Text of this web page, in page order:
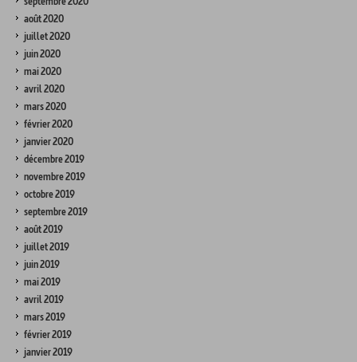
août 2020
juillet 2020
juin 2020
mai 2020
avril 2020
mars 2020
février 2020
janvier 2020
décembre 2019
novembre 2019
octobre 2019
septembre 2019
août 2019
juillet 2019
juin 2019
mai 2019
avril 2019
mars 2019
février 2019
janvier 2019